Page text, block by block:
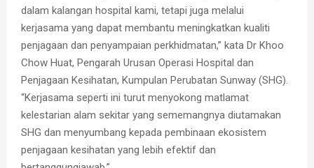
dalam kalangan hospital kami, tetapi juga melalui
kerjasama yang dapat membantu meningkatkan kualiti
penjagaan dan penyampaian perkhidmatan,” kata Dr Khoo
Chow Huat, Pengarah Urusan Operasi Hospital dan
Penjagaan Kesihatan, Kumpulan Perubatan Sunway (SHG).
“Kerjasama seperti ini turut menyokong matlamat
kelestarian alam sekitar yang sememangnya diutamakan
SHG dan menyumbang kepada pembinaan ekosistem
penjagaan kesihatan yang lebih efektif dan